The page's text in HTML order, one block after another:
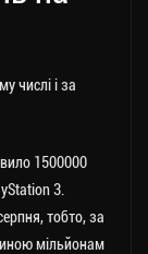
числі і за
1500000
3.
тобто, за
мільйонам